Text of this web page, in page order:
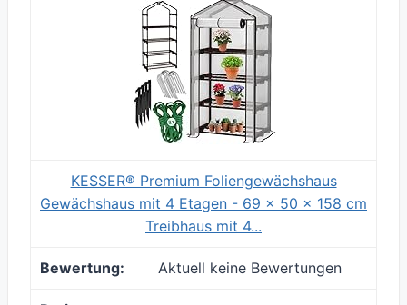
KESSER® Premium Foliengewächshaus
Gewächshaus mit 4 Etagen - 69 x 50 x 158 cm
Treibhaus mit 4...
Aktuell keine Bewertungen